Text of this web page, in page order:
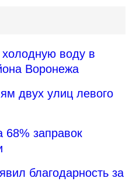
воду в
Воронежа
двух улиц левого
68% заправок
благодарность за